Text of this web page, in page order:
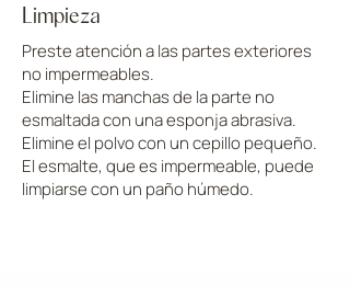
Limpieza
Preste atención a las partes exteriores
no impermeables.
Elimine las manchas de la parte no
esmaltada con una esponja abrasiva.
Elimine el polvo con un cepillo pequeño.
El esmalte, que es impermeable, puede
limpiarse con un paño húmedo.